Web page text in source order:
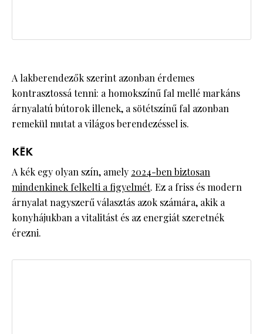
A lakberendezők szerint azonban érdemes
kontrasztossá tenni: a homokszínű fal mellé markáns
árnyalatú bútorok illenek, a sötétszínű fal azonban
remekül mutat a világos berendezéssel is.
KÉK
A kék egy olyan szín, amely 2024-ben biztosan
mindenkinek felkelti a figyelmét. Ez a friss és modern
árnyalat nagyszerű választás azok számára, akik a
konyhájukban a vitalitást és az energiát szeretnék
érezni.